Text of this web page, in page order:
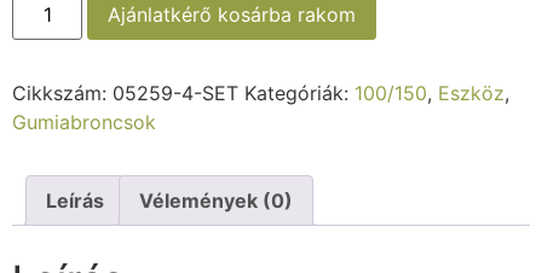
Ajánlatkérő kosárba rakom
Cikkszám: 05259-4-SET Kategóriák: 100/150, Eszköz,
Gumiabroncsok
Leírás Vélemények (0)